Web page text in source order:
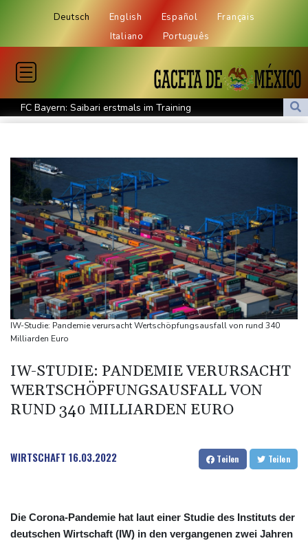
Deutsch English Español
Français
Italiano
Português
FC Bayern: Saibari erstmals im Training
Schwimm-EM: Starker Start für Märtens
Druck auf Infantino
Wegen Patientenmorden verurteilter Krankenpfleger: Rund 140
weitere Verdachtsfälle
13 Tote bei ukrainischem Drohnenangriff in Zentralrussland
Leichtathletik-EM: Starke Mabry erreicht Finale als Beste
Goldener Schuh: Verleihung für Kane am 19. August
Leichtathletik-EM: Starke Mabry erreicht Finale
Sommerreise von Verkehrsminister Bilger startet mit ICE-Panne
Kampf gegen Geldwäsche: Klingbeil will Beschlagnahme von
Vermögen erleichtern
IW-Studie: Pandemie verursacht Wertschöpfungsausfall von rund 340
Milliarden Euro
IW-STUDIE: PANDEMIE VERURSACHT
WERTSCHÖPFUNGSAUSFALL VON
RUND 340 MILLIARDEN EURO
WIRTSCHAFT 16.03.2022 Teilen Teilen
Die Corona-Pandemie hat laut einer Studie des Instituts der
deutschen Wirtschaft (IW) in den vergangenen zwei Jahren